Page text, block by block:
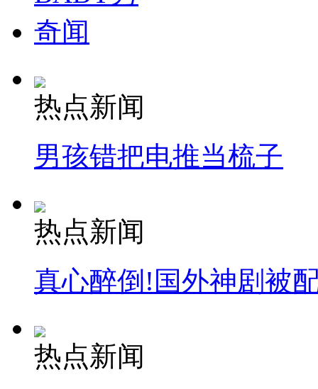
奇闻
热点新闻
男孩错把电推当梳子
热点新闻
真心醉倒!国外神剧被
热点新闻